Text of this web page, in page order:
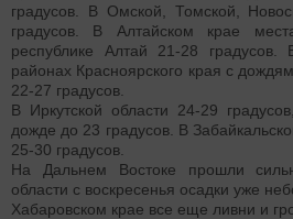
градусов. В Омской, Томской,
градусов. В Алтайском крае
республике Алтай 21-28
районах Красноярского края с
22-27 градусов.
В Иркутской области 24-29
дожде до 23 градусов. В
25-30 градусов.
На Дальнем Востоке прошли
области с воскресенья осадки уже
Хабаровском крае все еще ливни и